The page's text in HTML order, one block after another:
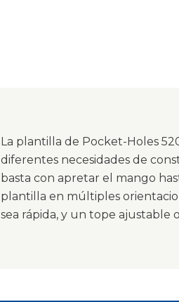
La plantilla de Pocket-Holes
diferentes necesidades de
basta con apretar el mango
plantilla en múltiples
sea rápida, y un tope ajustable